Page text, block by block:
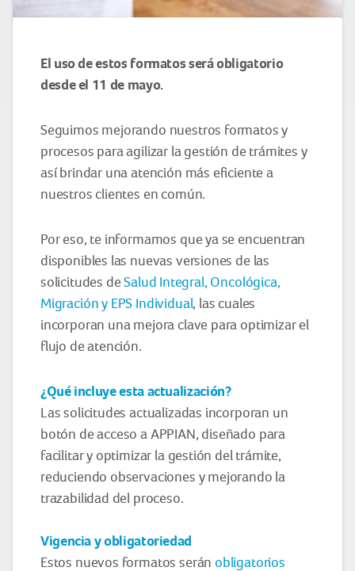
El uso de estos formatos será obligatorio
desde el 11 de mayo.
Seguimos mejorando nuestros formatos y
procesos para agilizar la gestión de trámites y
así brindar una atención más eficiente a
nuestros clientes en común.
Por eso, te informamos que ya se encuentran
disponibles las nuevas versiones de las
solicitudes deSalud Integral, Oncológica,
Migración y EPS Individual, las cuales
incorporan una mejora clave para optimizar el
flujo de atención.
¿Qué incluye esta actualización?
Las solicitudes actualizadas incorporan un
botón de acceso a APPIAN, diseñado para
facilitar y optimizar la gestión del trámite,
reduciendo observaciones y mejorando la
trazabilidad del proceso.
Vigencia y obligatoriedad
Estos nuevos formatos serán obligatorios